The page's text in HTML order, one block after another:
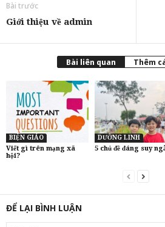
Bài trước
Giới thiệu về admin
Bài liên quan Thêm
BIỆN GIÁO
Viết gì trên mạng xã
hội?
DƯỠNG LINH
5 chủ đề đáng suy
ĐỂ LẠI BÌNH LUẬN